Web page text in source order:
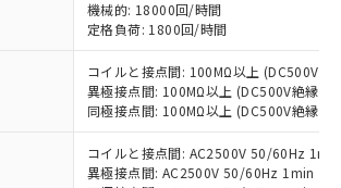
機械的: 18000回/時間
定格負荷: 1800回/時間
コイルと接点間: 100MΩ以上 (DC500V絶
異極接点間: 100MΩ以上 (DC500V絶縁抵
同極接点間: 100MΩ以上 (DC500V絶縁抵
コイルと接点間: AC2500V 50/60Hz 1min
異極接点間: AC2500V 50/60Hz 1min
社制御機器事業取扱商品の中には、
サービスの対象外となる商品もある
とをご了承ください。
庫状況および標準価格照会結果は、
載している更新日時点での社内デー
に基づき作成されるものであり、閲
された時点での実際の在庫および標
価格とは異なる場合があることをご
と関係のない商品です。
の事情により、非含有部品として
が、含有品と判明した場合などや
更することがあります。
令（10物質）：
100ppm以下、
(Cr(Ⅵ)) 1000ppm以下、ポリ臭化ビフェニル
であることを示します。
最大均質材料含有率が中国RoHSの
超えていることを示します。
確認です。当社販売部門へお問
、 Hg(水銀) : 1000ppm、 Cd(カドミウ
替および外国貿易法に定める商品
以下｢規制貨物等」という）を輸出
たは国外への提供する場合は、日本
政府の輸出許可(または役務取引許
)を取得するなどの必要な手続きを